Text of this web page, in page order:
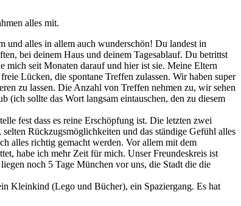
alles mit.
und alles in allem auch wunderschön! Du landest in
bei deinem Haus und deinem Tagesablauf. Du betrittst
mich seit Monaten darauf und hier ist sie. Meine Eltern
Lücken, die spontane Treffen zulassen. Wir haben super
zu lassen. Die Anzahl von Treffen nehmen zu, wir sehen
(ich sollte das Wort langsam eintauschen, den zu diesem
fest dass es reine Erschöpfung ist. Die letzten zwei
Rückzugsmöglichkeiten und das ständige Gefühl alles
alles richtig gemacht werden. Vor allem mit dem
habe ich mehr Zeit für mich. Unser Freundeskreis ist
noch 5 Tage München vor uns, die Stadt die die
Kleinkind (Lego und Bücher), ein Spaziergang. Es hat